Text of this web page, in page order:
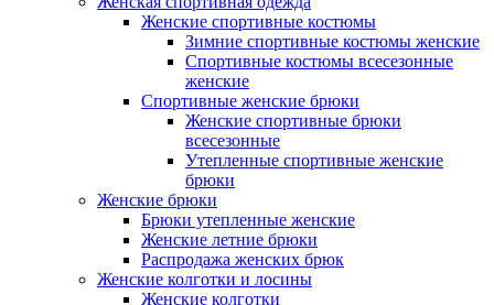
Женские спортивные костюмы
Зимние спортивные костюмы женские
Спортивные костюмы всесезонные
женские
Спортивные женские брюки
Женские спортивные брюки
всесезонные
Утепленные спортивные женские
брюки
Женские брюки
Брюки утепленные женские
Женские летние брюки
Распродажа женских брюк
Женские колготки и лосины
Женские колготки